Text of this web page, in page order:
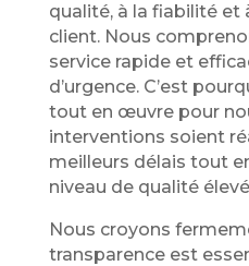
qualité, à la fiabilité et
client. Nous
service rapide et
d’urgence. C’est
tout en œuvre pour
interventions soient
meilleurs délais tout
niveau de qualité
Nous croyons
transparence est